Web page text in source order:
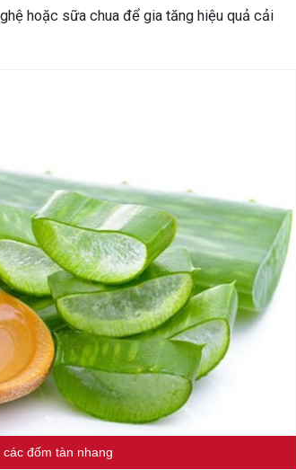
hoặc sữa chua để gia tăng hiệu quả cải
đốm tàn nhang